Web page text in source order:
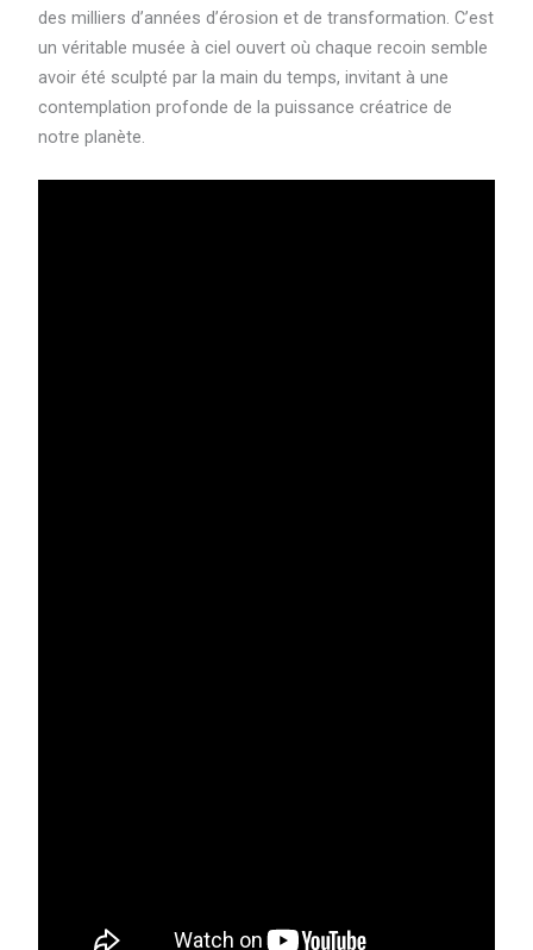
des milliers d’années d’érosion et de transformation. C’est
un véritable musée à ciel ouvert où chaque recoin semble
avoir été sculpté par la main du temps, invitant à une
contemplation profonde de la puissance créatrice de
notre planète.